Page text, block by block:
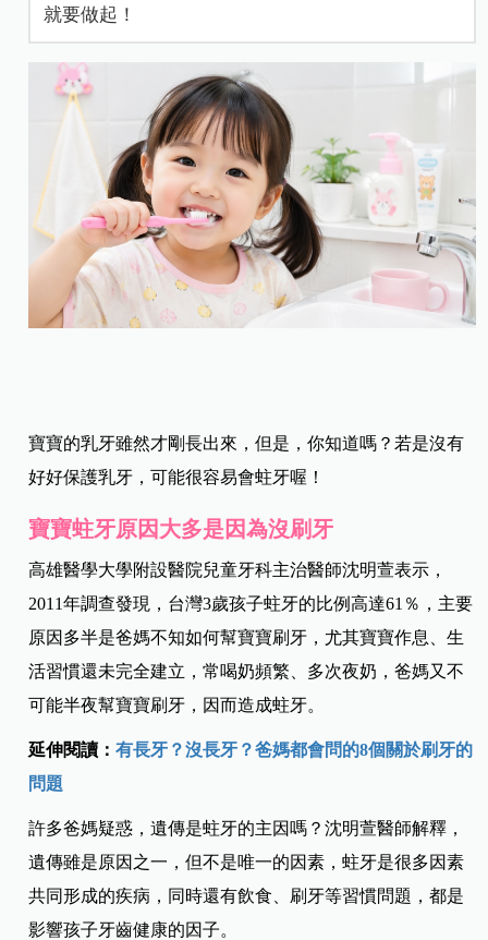
就要做起！
寶寶的乳牙雖然才剛長出來，但是，你知道嗎？若是沒有
好好保護乳牙，可能很容易會蛀牙喔！
寶寶蛀牙原因大多是因為沒刷牙
高雄醫學大學附設醫院兒童牙科主治醫師沈明萱表示，
2011年調查發現，台灣3歲孩子蛀牙的比例高達61％，主要
原因多半是爸媽不知如何幫寶寶刷牙，尤其寶寶作息、生
活習慣還未完全建立，常喝奶頻繁、多次夜奶，爸媽又不
可能半夜幫寶寶刷牙，因而造成蛀牙。
延伸閱讀：有長牙？沒長牙？爸媽都會問的8個關於刷牙的
問題
許多爸媽疑惑，遺傳是蛀牙的主因嗎？沈明萱醫師解釋，
遺傳雖是原因之一，但不是唯一的因素，蛀牙是很多因素
共同形成的疾病，同時還有飲食、刷牙等習慣問題，都是
影響孩子牙齒健康的因子。